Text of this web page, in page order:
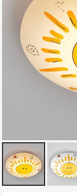
gallery